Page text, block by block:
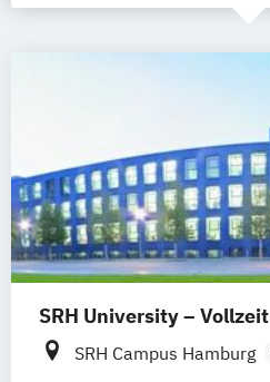
SRH University – Vollzeit
SRH Campus Hamburg